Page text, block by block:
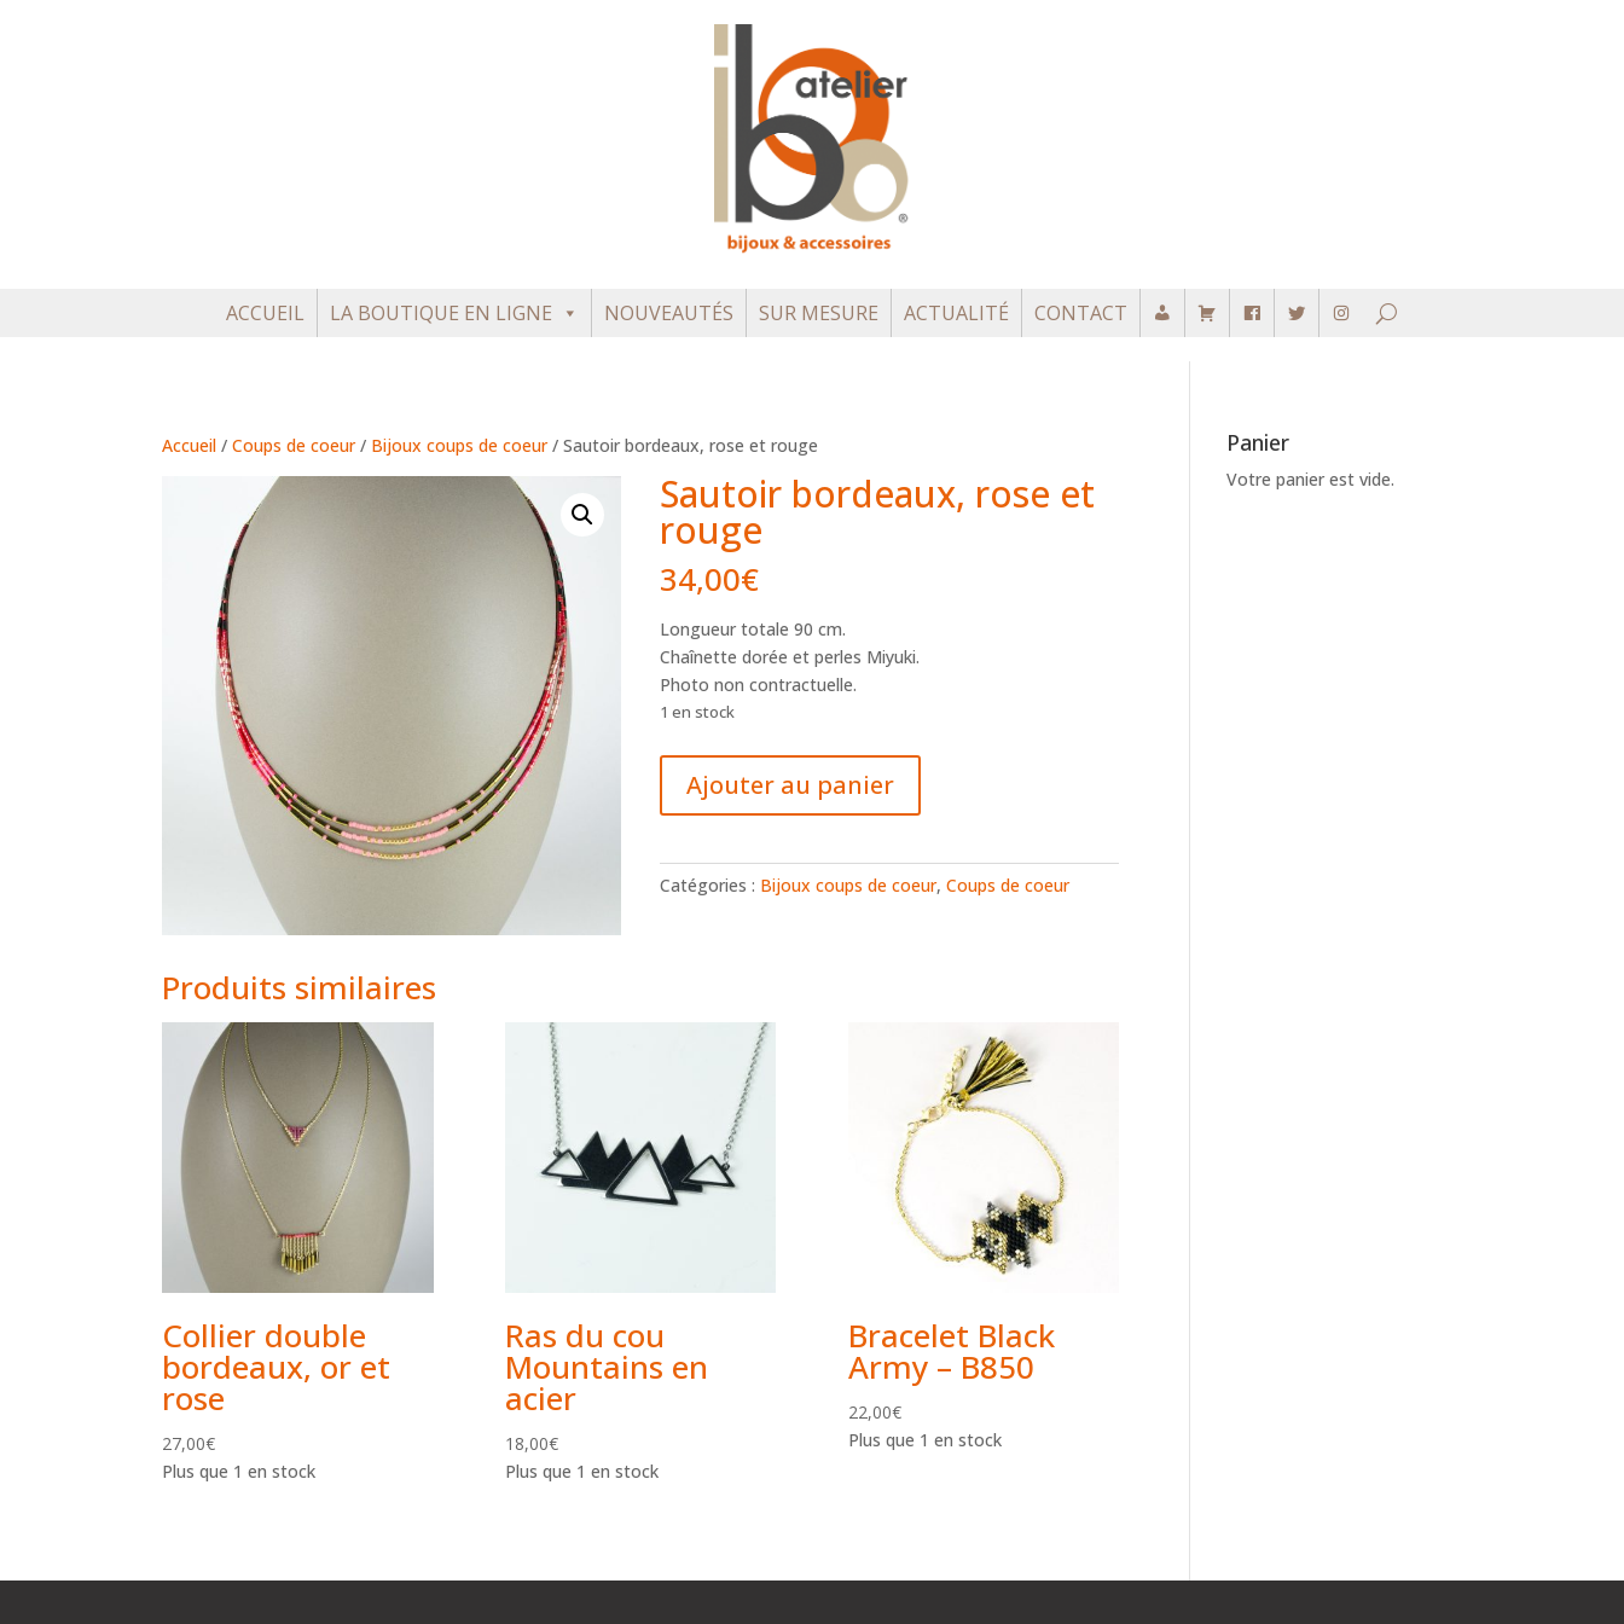
ACCUEIL LA BOUTIQUE EN LIGNE NOUVEAUTÉS SUR MESURE ACTUALITÉ CONTACT
Accueil /Coups de coeur/ Bijoux coups de coeur/ Sautoir bordeaux, rose et rouge
Sautoir bordeaux, rose et
rouge
34,00€
Longueur totale 90 cm.
Chaînette dorée et perles Miyuki.
Photo non contractuelle.
1 en stock
Sautoir
rose
Ajouter au panier
Catégories : Bijoux coups de coeur,Coups de coeur
Produits similaires
Collier double
bordeaux, or et
rose
27,00€
Plus que 1 en stock
Ras du cou
Mountains en
acier
18,00€
Plus que 1 en stock
Bracelet Black
Army – B850
22,00€
Plus que 1 en stock
Panier
Votre panier est vide.